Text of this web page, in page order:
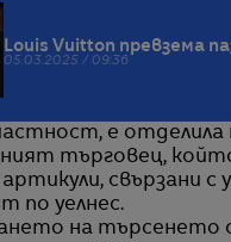
Louis Vuitton превзема
05.03.2025 / 09:36
е
търговец,
свързани
по уелнес.
на търсенето